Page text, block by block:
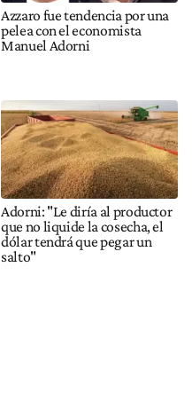
Azzaro fue tendencia por una
pelea con el economista
Manuel Adorni
Adorni: "Le diría al productor
que no liquide la cosecha, el
dólar tendrá que pegar un
salto"